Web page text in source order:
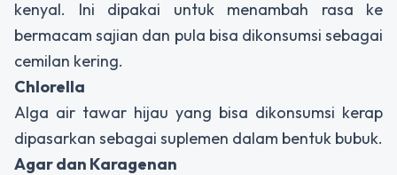
kenyal. Ini dipakai untuk menambah rasa ke
bermacam sajian dan pula bisa dikonsumsi sebagai
cemilan kering.
Chlorella
Alga air tawar hijau yang bisa dikonsumsi kerap
dipasarkan sebagai suplemen dalam bentuk bubuk.
Agar dan Karagenan